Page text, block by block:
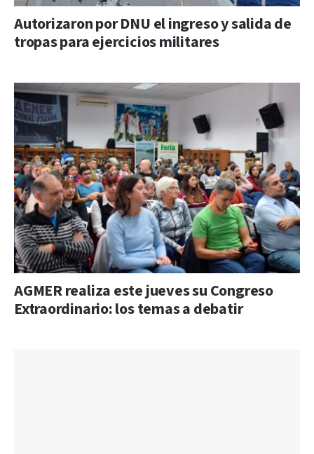
Autorizaron por DNU el ingreso y salida de
tropas para ejercicios militares
AGMER realiza este jueves su Congreso
Extraordinario: los temas a debatir